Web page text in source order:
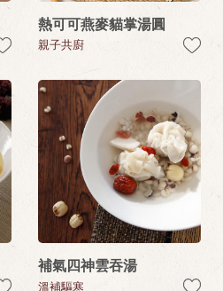
熱可可燕麥貓掌湯圓
親子共廚
補氣四神雲吞湯
溫補驅寒